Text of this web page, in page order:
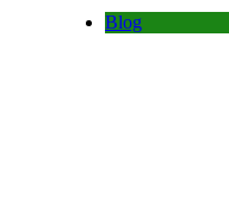
Blog